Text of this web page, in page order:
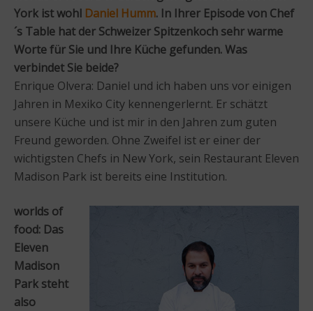
York ist wohl Daniel Humm. In Ihrer Episode von Chef
´s Table hat der Schweizer Spitzenkoch sehr warme
Worte für Sie und Ihre Küche gefunden. Was
verbindet Sie beide?
Enrique Olvera: Daniel und ich haben uns vor einigen
Jahren in Mexiko City kennengerlernt. Er schätzt
unsere Küche und ist mir in den Jahren zum guten
Freund geworden. Ohne Zweifel ist er einer der
wichtigsten Chefs in New York, sein Restaurant Eleven
Madison Park ist bereits eine Institution.
worlds of
food: Das
Eleven
Madison
Park steht
also